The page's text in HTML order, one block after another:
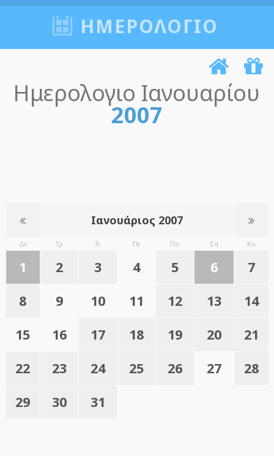
ΗΜΕΡΟΛΟΓΙΟ
Ημερολογιο Ιανουαρίου
2007
Ιανουάριος 2007
Δε Τρ Τε Πε Πα Σα Κυ
1 2 3 4 5 6
7
8
9 10 11 12 13
14
15
16 17 18 19 20
21
22
23 24 25 26 27
28
29
30 31